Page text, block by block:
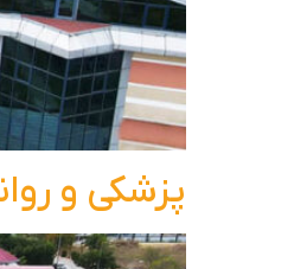
پزشکی و